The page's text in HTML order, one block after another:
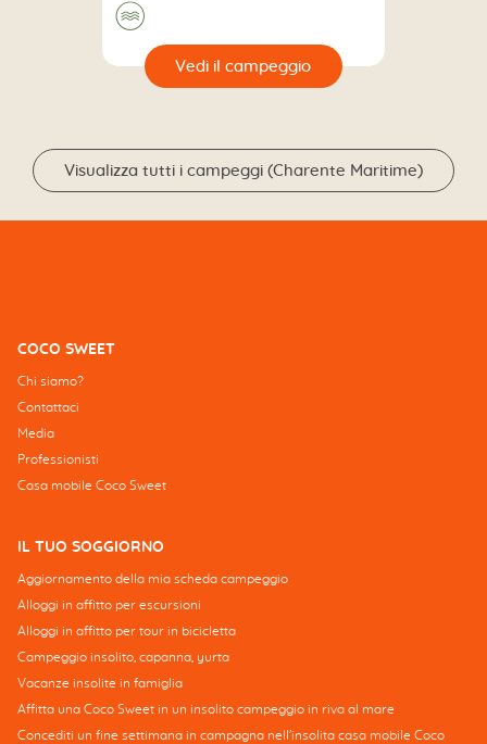
🌊
Visualizza tutti i campeggi (Charente Maritime)
COCO SWEET
Chi siamo?
Contattaci
Media
Professionisti
Casa mobile Coco Sweet
IL TUO SOGGIORNO
Aggiornamento della mia scheda campeggio
Alloggi in affitto per escursioni
Alloggi in affitto per tour in bicicletta
Campeggio insolito, capanna, yurta
Vacanze insolite in famiglia
Affitta una Coco Sweet in un insolito campeggio in riva al mare
Concediti un fine settimana in campagna nell'insolita casa mobile Coco